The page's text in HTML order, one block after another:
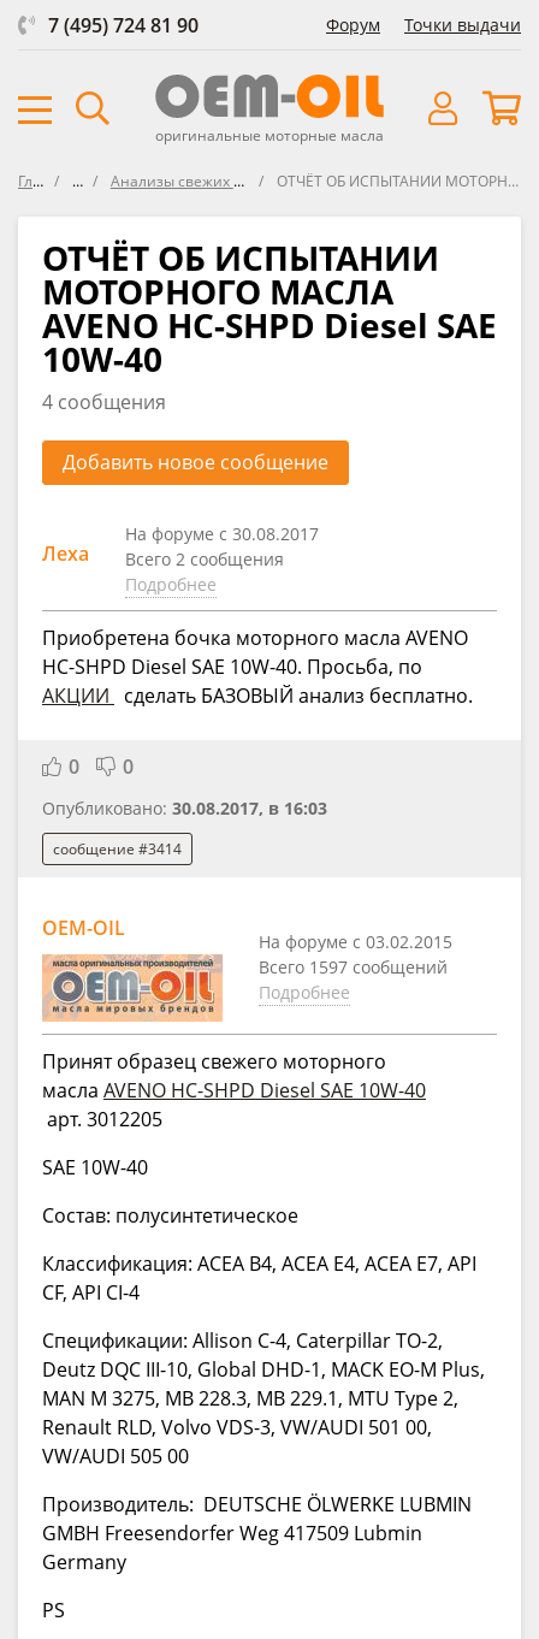
7 (495) 724 81 90 Форум Точки выдачи
оригинальные моторные масла
Главная ФорумАнализы свежих масел VOA (Virgin Oil Analysis) ОТЧЁТ ОБ ИСПЫТАНИИ МОТОРНОГО МАСЛА AVENO HC-SHPD Diesel SAE 10W-40
ОТЧЁТ ОБ ИСПЫТАНИИ
МОТОРНОГО МАСЛА
AVENO HC-SHPD Diesel SAE
10W-40
4 сообщения
Добавить новое сообщение
Леха
На форуме с 30.08.2017
Всего 2 сообщения
Подробнее
Приобретена бочка моторного масла AVENO
HC-SHPD Diesel SAE 10W-40. Просьба, по
АКЦИИ
сделать БАЗОВЫЙ анализ бесплатно.
0 0
Опубликовано: 30.08.2017, в 16:03
сообщение #3414
OEM-OIL
На форуме с 03.02.2015
Всего 1597 сообщений
Подробнее
Принят образец свежего моторного
масла AVENO HC-SHPD Diesel SAE 10W-40
арт. 3012205
SAE 10W-40
Состав: полусинтетическое
Классификация: ACEA B4, ACEA E4, ACEA E7, API
CF, API CI-4
Спецификации: Allison C-4, Caterpillar TO-2,
Deutz DQC III-10, Global DHD-1, MACK EO-M Plus,
MAN M 3275, MB 228.3, MB 229.1, MTU Type 2,
Renault RLD, Volvo VDS-3, VW/AUDI 501 00,
VW/AUDI 505 00
Производитель: DEUTSCHE ÖLWERKE LUBMIN
GMBH Freesendorfer Weg 417509 Lubmin
Germany
PS